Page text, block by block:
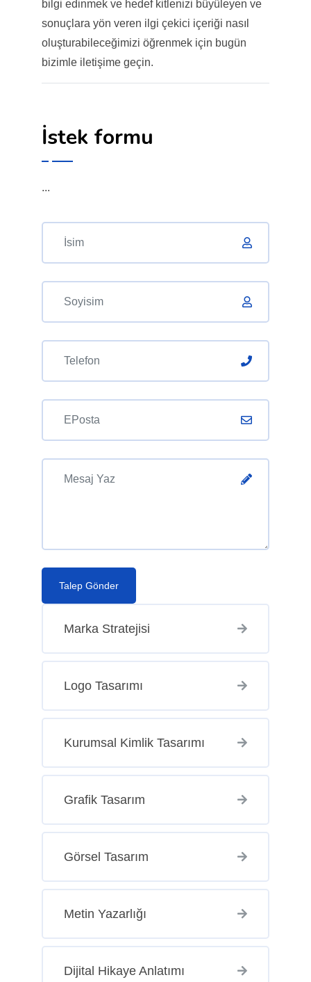
Marka Stratejisi
Logo Tasarımı
Kurumsal Kimlik Tasarımı
Grafik Tasarım
Görsel Tasarım
Metin Yazarlığı
Dijital Hikaye Anlatımı
bilgi edinmek ve hedef kitlenizi büyüleyen ve
sonuçlara yön veren ilgi çekici içeriği nasıl
oluşturabileceğimizi öğrenmek için bugün
bizimle iletişime geçin.
İstek formu
...
Talep Gönder